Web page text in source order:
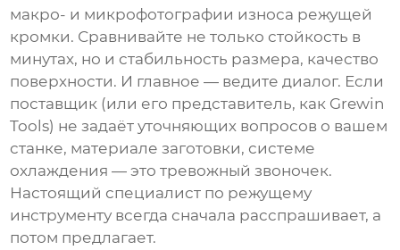
макро- и микрофотографии износа режущей
кромки. Сравнивайте не только стойкость в
минутах, но и стабильность размера, качество
поверхности. И главное — ведите диалог. Если
поставщик (или его представитель, как Grewin
Tools) не задаёт уточняющих вопросов о вашем
станке, материале заготовки, системе
охлаждения — это тревожный звоночек.
Настоящий специалист по режущему
инструменту всегда сначала расспрашивает, а
потом предлагает.